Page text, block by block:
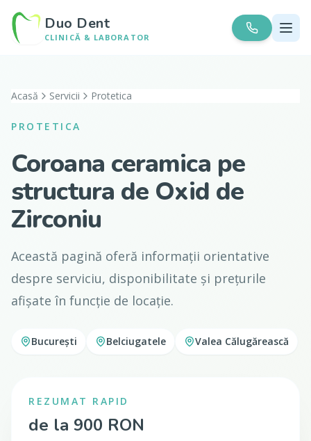
Duo Dent
CLINICĂ & LABORATOR
Acasă Servicii Protetica
PROTETICA
Coroana ceramica pe
structura de Oxid de
Zirconiu
Această pagină oferă informații orientative
despre serviciu, disponibilitate și prețurile
afișate în funcție de locație.
București Belciugatele Valea Călugărească
REZUMAT RAPID
de la 900 RON